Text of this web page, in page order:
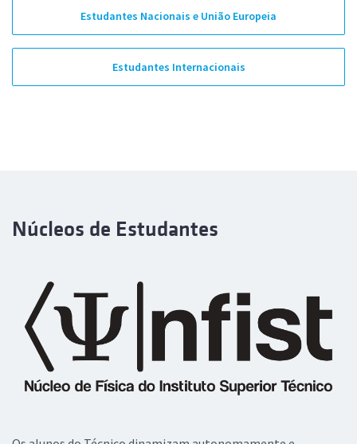
Estudantes Nacionais e União Europeia
Estudantes Internacionais
Núcleos de Estudantes